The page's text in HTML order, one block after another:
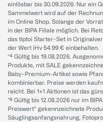
einlösbar bis 30.09.2026. Nur ein
Sammelwert wird auf der
im Online Shop. Solange der
in der BIPA Filiale möglich. Bei
das tiptoi Starter-Set in
der Wert iHv 54.99 € einbehalten.
*⁴ Gültig bis 19.08.2026.
Produkte, mit SALE
Baby-Premium-Artikel sowie
kombinierbar. Preise werden
reicht. Bei 1+1 Aktionen ist das
*⁸ Gültig bis 12.08.2026 nur im
Preiswert“ gekennzeichnete
Säuglingsanfangsnahrung,